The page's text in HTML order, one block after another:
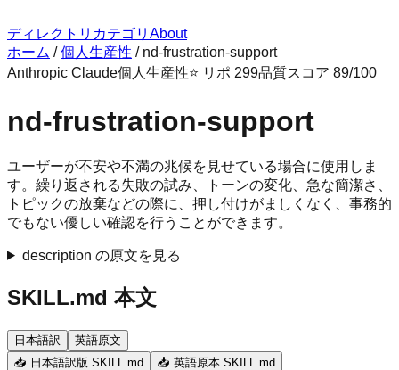
ディレクトリ カテゴリ About
ホーム / 個人生産性 / nd-frustration-support
Anthropic Claude個人生産性⭐ リポ 299品質スコア 89/100
nd-frustration-support
ユーザーが不安や不満の兆候を見せている場合に使用しま
す。繰り返される失敗の試み、トーンの変化、急な簡潔さ、
トピックの放棄などの際に、押し付けがましくなく、事務的
でもない優しい確認を行うことができます。
description の原文を見る
SKILL.md 本文
日本語訳
英語原文
📥 日本語訳版 SKILL.md
📥 英語原本 SKILL.md